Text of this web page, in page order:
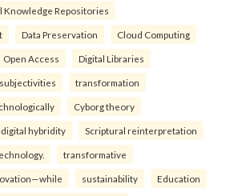
Knowledge Repositories
Data Preservation Cloud Computing
Open Access Digital Libraries
subjectivities transformation
Cyborg theory
hybridity Scriptural reinterpretation
transformative
sustainability Education